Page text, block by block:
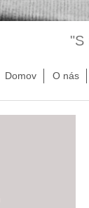
"S
Domov O nás